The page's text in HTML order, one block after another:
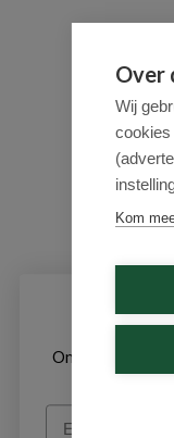
Over
Wij
cookies
Kom
Schrijf
Ontvang als
Email